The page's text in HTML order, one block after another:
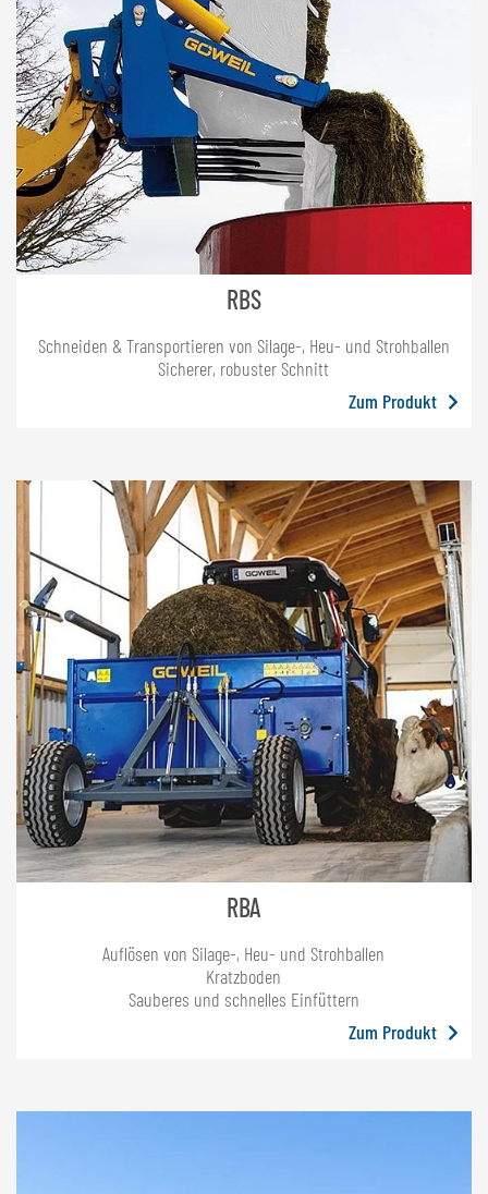
RBS
Schneiden & Transportieren von Silage-, Heu- und Strohballen
Sicherer, robuster Schnitt
Zum Produkt
RBA
Auflösen von Silage-, Heu- und Strohballen
Kratzboden
Sauberes und schnelles Einfüttern
Zum Produkt